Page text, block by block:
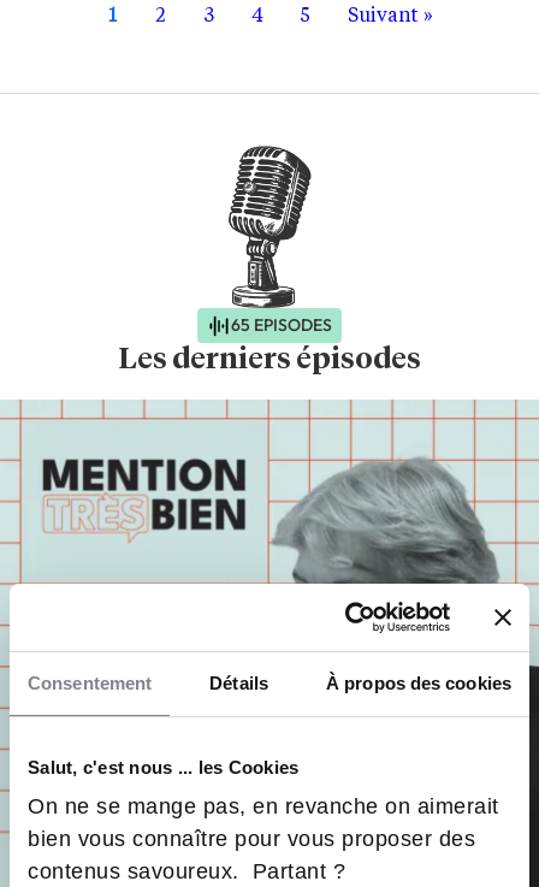
Consentement Détails À propos des cookies
Salut, c'est nous ... les Cookies
On ne se mange pas, en revanche on aimerait
bien vous connaître pour vous proposer des
contenus savoureux. Partant ?
1 2 3 4 5 Suivant »
65 EPISODES
Les derniers épisodes